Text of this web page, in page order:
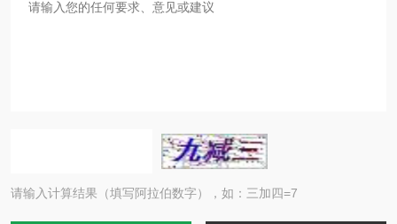
请输入计算结果（填写阿拉伯数字），如：三加四=7